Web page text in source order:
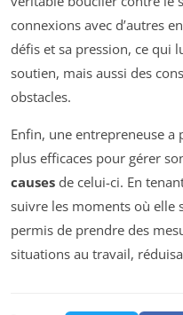
connexions avec d’autres
défis et sa pression, ce qui
soutien, mais aussi des
obstacles.
Enfin, une entrepreneuse a
plus efficaces pour gérer
causes de celui-ci. En
suivre les moments où elle
permis de prendre des
situations au travail,